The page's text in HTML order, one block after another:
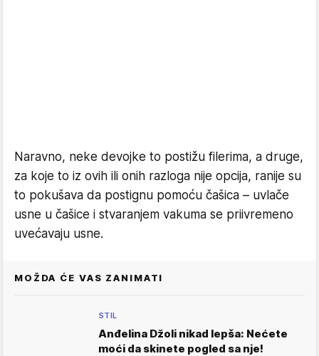
Naravno, neke devojke to postižu filerima, a druge,
za koje to iz ovih ili onih razloga nije opcija, ranije su
to pokušava da postignu pomoću čašica – uvlače
usne u čašice i stvaranjem vakuma se priivremeno
uvećavaju usne.
MOŽDA ĆE VAS ZANIMATI
STIL
Anđelina Džoli nikad lepša: Nećete
moći da skinete pogled sa nje!